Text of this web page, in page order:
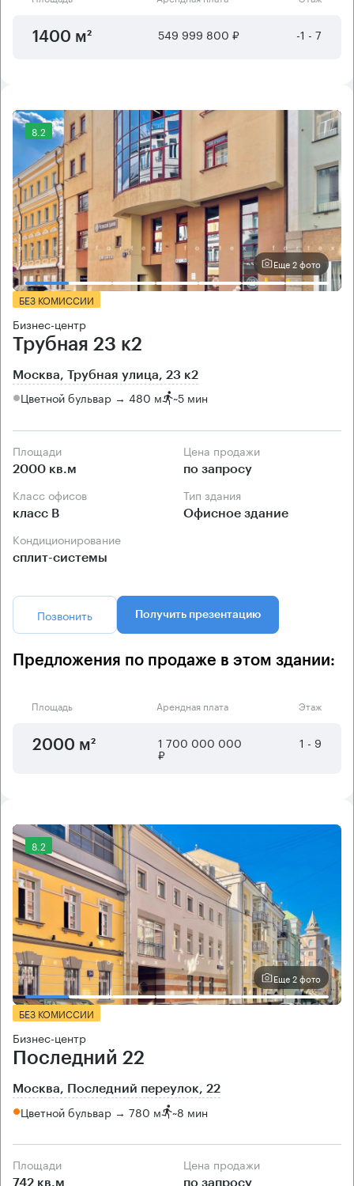
1400 м² 549 999 800 ₽ -1 - 7
8.2
Еще 2 фото
БЕЗ КОМИССИИ
Бизнес-центр
Трубная 23 к2
Москва, Трубная улица, 23 к2
Цветной бульвар → 480 м ~5 мин
Площади
2000 кв.м
Цена продажи
по запросу
Класс офисов
класс B
Тип здания
Офисное здание
Кондиционирование
сплит-системы
Позвонить Получить презентацию
Предложения по продаже в этом здании:
Площадь Арендная плата Этаж
2000 м² 1 700 000 000
₽
1 - 9
8.2
Еще 2 фото
БЕЗ КОМИССИИ
Бизнес-центр
Последний 22
Москва, Последний переулок, 22
Цветной бульвар → 780 м ~8 мин
Площади
742 кв.м
Цена продажи
по запросу